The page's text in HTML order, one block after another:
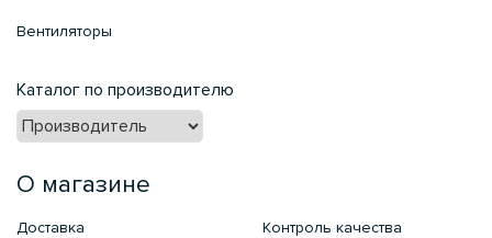
Вентиляторы
Каталог по производителю
О магазине
Доставка
Контроль качества